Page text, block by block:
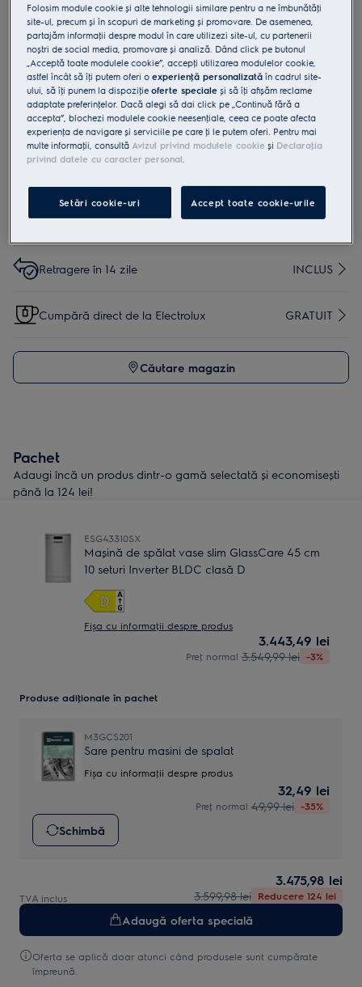
Cumpără de pe www.electrolux.ro și primești:
Livrare inclusă pentru comenzi mai mari de 4999
lei
35 lei
Instalare* INCLUSĂ
Garanţie 5 ani INCLUSĂ
Retragere în 14 zile INCLUS
Cumpără direct de la Electrolux GRATUIT
Căutare magazin
Pachet
Adaugi încă un produs dintr-o gamă selectată și economisești
până la 124 lei!
ESG43310SX
Mașină de spălat vase slim GlassCare 45 cm
10 seturi Inverter BLDC clasă D
Fișa cu informaţii despre produs
3.443,49 lei
Preţ normal 3.549,99 lei -3%
Produse adiţionale în pachet
M3GCS201
Sare pentru masini de spalat
Fișa cu informaţii despre produs
32,49 lei
Preţ normal 49,99 lei -35%
Schimbă
TVA inclus
3.475,98 lei
3.599,98 lei Reducere 124 lei
Adaugă oferta specială
Oferta se aplică doar atunci când produsele sunt cumpărate
împreună.
Folosim module cookie și alte tehnologii similare pentru a ne îmbunătăţi
site-ul, precum și în scopuri de marketing și promovare. De asemenea,
partajăm informaţii despre modul în care utilizezi site-ul, cu partenerii
noștri de social media, promovare și analiză. Dând click pe butonul
„Acceptă toate modulele cookie”, accepţi utilizarea modulelor cookie,
astfel încât să îţi putem oferi oexperienţă personalizată în cadrul site-
ului, să îţi punem la dispoziţieoferte speciale și să îţi afișăm reclame
adaptate preferinţelor. Dacă alegi să dai click pe „Continuă fără a
accepta”, blochezi modulele cookie neesenţiale, ceea ce poate afecta
experienţa de navigare și serviciile pe care ţi le putem oferi. Pentru mai
multe informaţii, consultă Avizul privind modulele cookie și Declaraţia
privind datele cu caracter personal.
Setări cookie-uri Accept toate cookie-urile